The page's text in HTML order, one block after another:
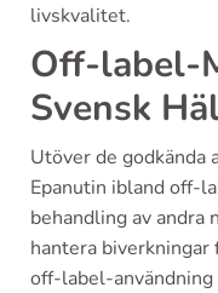
livskvalitet.
Off-label-
Svensk
Utöver de godkända
Epanutin ibland off-
behandling av
hantera biverkningar
off-label-användning